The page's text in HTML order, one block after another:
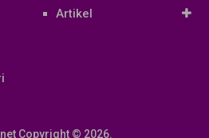
Artikel
Copyright © 2026.